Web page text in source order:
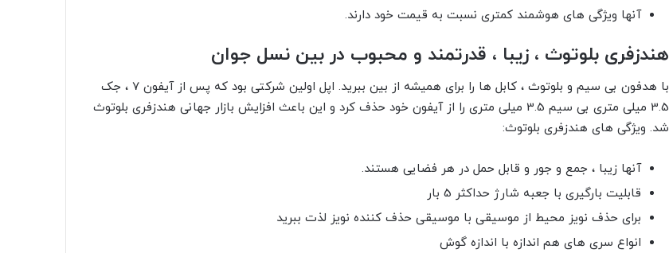
آنها ویژگی های هوشمند کمتری نسبت به قیمت خود دارند.
هندزفری بلوتوث ، زیبا ، قدرتمند و محبوب در بین نسل جوان
با هدفون بی سیم و بلوتوث ، کابل ها را برای همیشه از بین ببرید. اپل اولین شرکتی بود که پس از آیفون 7 ، جک
3.5 میلی متری بی سیم 3.5 میلی متری را از آیفون خود حذف کرد و این باعث افزایش بازار جهانی هندزفری بلوتوث
شد. ویژگی های هندزفری بلوتوث:
آنها زیبا ، جمع و جور و قابل حمل در هر فضایی هستند.
قابلیت بارگیری با جعبه شارژ حداکثر 5 بار
برای حذف نویز محیط از موسیقی با موسیقی حذف کننده نویز لذت ببرید
انواع سری های هم اندازه با اندازه گوش